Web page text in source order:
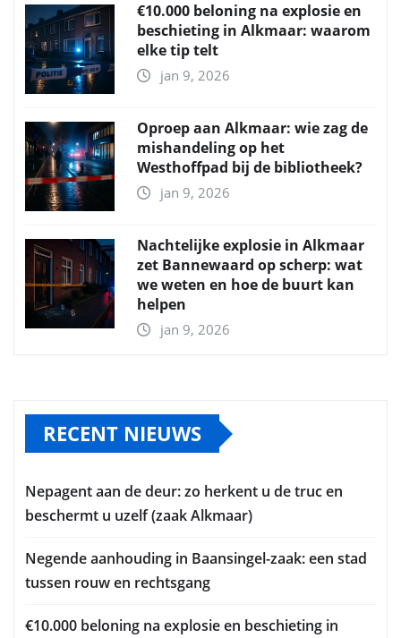
€10.000 beloning na explosie en
beschieting in Alkmaar: waarom
elke tip telt
jan 9, 2026
Oproep aan Alkmaar: wie zag de
mishandeling op het
Westhoffpad bij de bibliotheek?
jan 9, 2026
Nachtelijke explosie in Alkmaar
zet Bannewaard op scherp: wat
we weten en hoe de buurt kan
helpen
jan 9, 2026
RECENT NIEUWS
Nepagent aan de deur: zo herkent u de truc en
beschermt u uzelf (zaak Alkmaar)
Negende aanhouding in Baansingel-zaak: een stad
tussen rouw en rechtsgang
€10.000 beloning na explosie en beschieting in